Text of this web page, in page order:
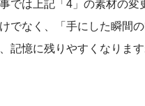
では上記「4」の素材の変
でなく、「手にした瞬間
記憶に残りやすくなります